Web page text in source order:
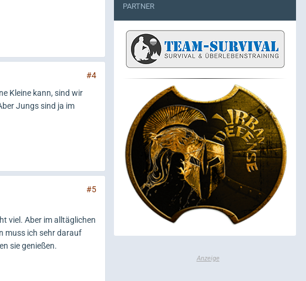
#4
Kleine kann, sind wir
Jungs sind ja im
#5
viel. Aber im alltäglichen
muss ich sehr darauf
sie genießen.
PARTNER